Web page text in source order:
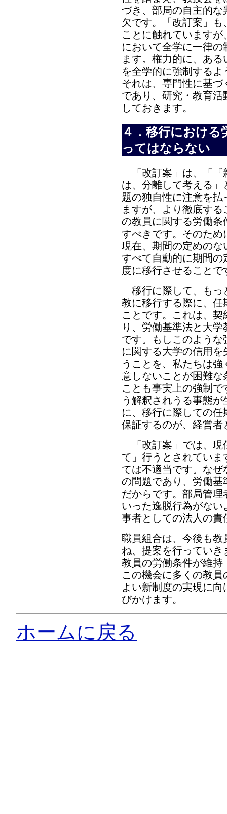
づき、部局の自主的
欠です。「改訂案」
ことに触れています
において全学に一律
ます。権力的に、あ
を全学的に強制する
それは、専門性に基
であり、研究・教育
しておきます。
４．移行における
ってはならない
「改訂案」は、「『
は、分離して考える
題の独自性に注意を
ますが、より徹底す
の教員に関する労働
すべきです。そのた
現在、期間の定めの
すべて自動的に期間
度に移行させることで
移行に際して、もっ
教に移行する際に、
ことです。これは、
り、労働基準法と大
です。もしこのよう
に関する大学の信用
うことを、私たちは
意しないことが困難
ことも事実上の強制
う解釈されうる事態
に、移行に際しての
保証するのが、経営
「改訂案」では、現
て」行うとされてい
ては不適当です。な
の問題であり、労働
だからです。部局管
いった逸脱行為がな
事者としての法人の責
職員組合は、今後も
ね、提案を行ってい
教員の労働条件が維
この機会に多くの教
よい新制度の実現に
びかけます。
ホームに戻る